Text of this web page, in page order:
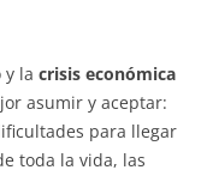
y la crisis económica
asumir y aceptar:
para llegar
toda la vida, las